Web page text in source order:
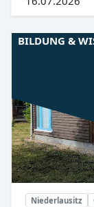
Niederlausitz
BILDUNG &